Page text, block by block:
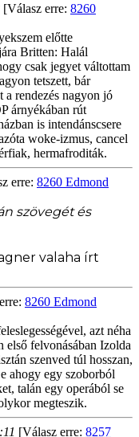
[Válasz erre: 8260
előtte
Britten: Halál
csak jegyet váltottam
tetszett, bár
a rendezés nagyon jó
árnyékában rút
is intendánscsere
woke-izmus, cancel
hermafroditák.
erre: 8260 Edmond
szövegét és
valaha írt
8260 Edmond
azt néha
első felvonásában Izolda
szenved túl hosszan,
ahogy egy szoborból
talán egy operából se
megteszik.
[Válasz erre: 8257